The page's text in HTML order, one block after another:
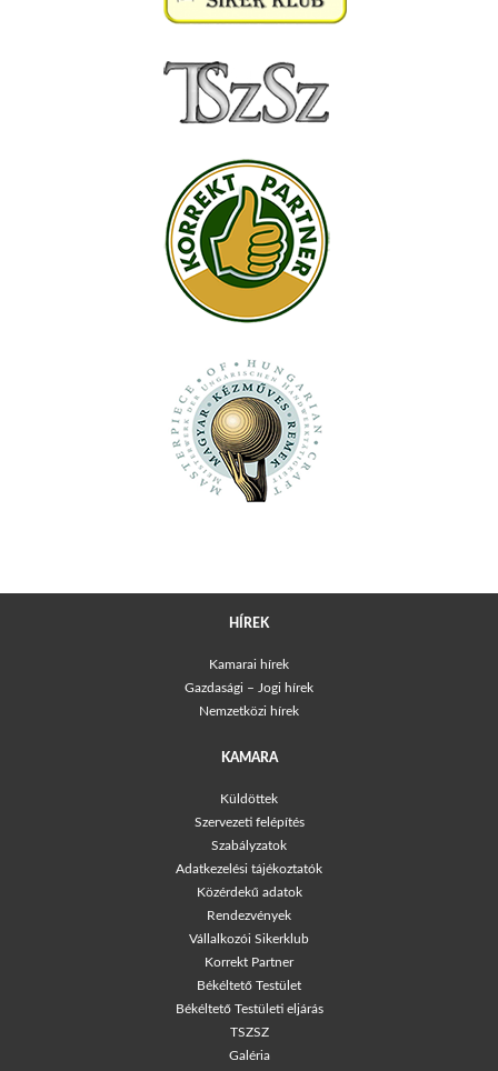
HÍREK
Kamarai hírek
Gazdasági – Jogi hírek
Nemzetközi hírek
KAMARA
Küldöttek
Szervezeti felépítés
Szabályzatok
Adatkezelési tájékoztatók
Közérdekű adatok
Rendezvények
Vállalkozói Sikerklub
Korrekt Partner
Békéltető Testület
Békéltető Testületi eljárás
TSZSZ
Galéria